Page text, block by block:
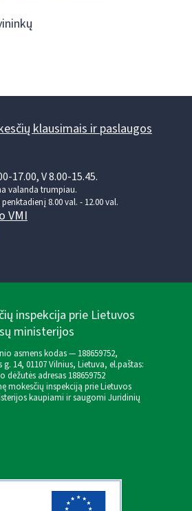
klausimais ir paslaugos
17.00, V 8.00-15.45.
valanda trumpiau.
8.00 val. - 12.00 val.
VMI
inspekcija prie Lietuvos
ministerijos
asmens kodas — 188659752,
14, 01107 Vilnius, Lietuva, el.paštas:
dėžutės adresas 188659752
mokesčių inspekciją prie Lietuvos
kaupiami ir saugomi Juridinių